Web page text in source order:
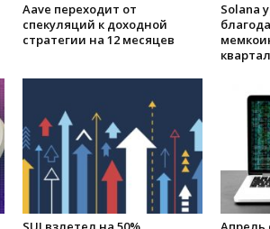
Aave переходит от
спекуляций к доходной
стратегии на 12 месяцев
Solana